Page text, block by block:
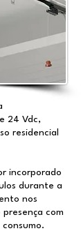
24 Vdc,
residencial
incorporado
durante a
nos
com